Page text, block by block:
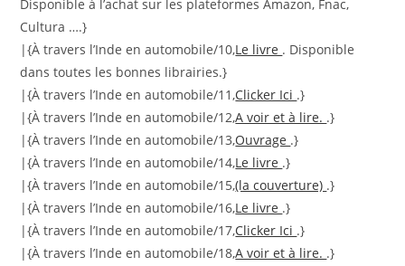
Disponible à l’achat sur les plateformes Amazon, Fnac,
Cultura ….}
|{À travers l’Inde en automobile/10,Le livre . Disponible
dans toutes les bonnes librairies.}
|{À travers l’Inde en automobile/11,Clicker Ici .}
|{À travers l’Inde en automobile/12,A voir et à lire. .}
|{À travers l’Inde en automobile/13,Ouvrage .}
|{À travers l’Inde en automobile/14,Le livre .}
|{À travers l’Inde en automobile/15,(la couverture) .}
|{À travers l’Inde en automobile/16,Le livre .}
|{À travers l’Inde en automobile/17,Clicker Ici .}
|{À travers l’Inde en automobile/18,A voir et à lire. .}